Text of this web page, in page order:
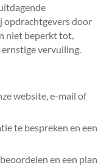
opdrachtgevers door
niet beperkt tot,
vervuiling.​
website, e-mail of
te bespreken en een
en een plan